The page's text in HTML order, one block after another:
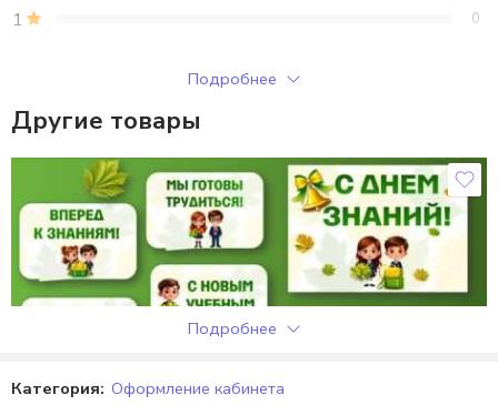
1 0
Только зарегистрированные клиенты, купившие этот товар,
могут публиковать отзывы.
Отзывов пока нет.
Подробнее
Другие товары
Подробнее
Категория: Оформление кабинета